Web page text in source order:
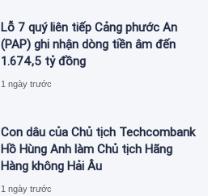
Lỗ 7 quý liên tiếp Cảng phước An
(PAP) ghi nhận dòng tiền âm đến
1.674,5 tỷ đồng
1 ngày trước
Con dâu của Chủ tịch Techcombank
Hồ Hùng Anh làm Chủ tịch Hãng
Hàng không Hải Âu
1 ngày trước